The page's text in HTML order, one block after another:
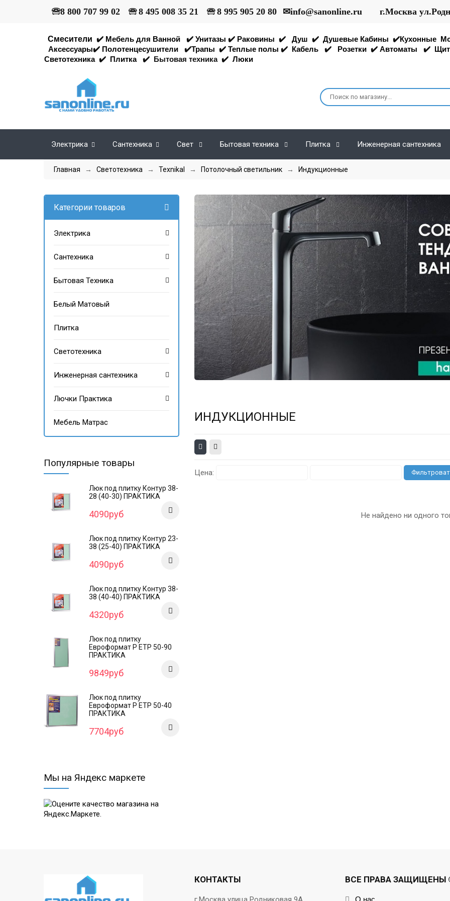
🕾8 800 707 99 02 🕾 8 495 008 35 21 🕾 8 995 905 20 80 ✉info@sanonline.ru г.Москва
Смесители ✔️ Мебель для Ванной ✔️ Унитазы ✔️ Раковины ✔️ Душ ✔️ Душевые Кабины ✔️Кухонные
Аксессуары✔️ Полотенцесушители ✔️Трапы ✔️ Теплые полы ✔️ Кабель ✔️ Розетки ✔️ Автоматы ✔️
Светотехника ✔️ Плитка ✔️ Бытовая техника ✔️ Люки
Электрика Сантехника Свет Бытовая техника Плитка Инженерная сантехника
Главная → Светотехника → Texnikal → Потолочный светильник → Индукционные
ИНДУКЦИОННЫЕ
Цена:
Не найдено ни одного
Категории товаров
Электрика
Сантехника
Бытовая Техника
Белый Матовый
Плитка
Светотехника
Инженерная сантехника
Лючки Практика
Мебель Матрас
Популярные товары
Люк под плитку Контур 38-
28 (40-30) ПРАКТИКА
4090руб
Люк под плитку Контур 23-
38 (25-40) ПРАКТИКА
4090руб
Люк под плитку Контур 38-
38 (40-40) ПРАКТИКА
4320руб
Люк под плитку
Евроформат Р ЕТР 50-90
ПРАКТИКА
9849руб
Люк под плитку
Евроформат Р ЕТР 50-40
ПРАКТИКА
7704руб
Мы на Яндекс маркете
КОНТАКТЫ ВСЕ ПРАВА ЗАЩИЩЕНЫ
О нас